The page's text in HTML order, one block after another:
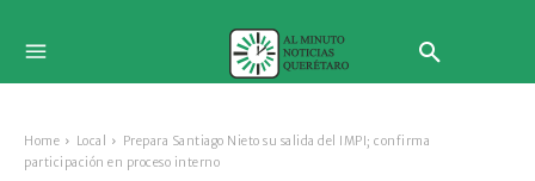
Home Local
Prepara Santiago Nieto su salida del IMPI; confirma
participación en proceso interno